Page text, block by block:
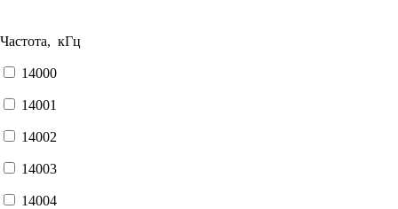
Частота, кГц
14000
14001
14002
14003
14004